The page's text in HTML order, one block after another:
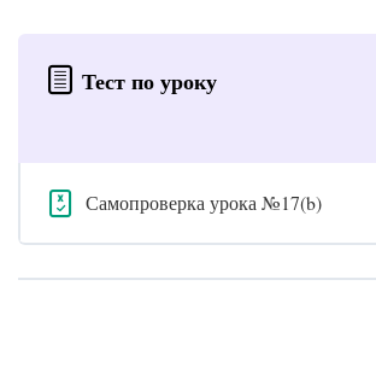
Тест по уроку
Самопроверка урока №17(b)